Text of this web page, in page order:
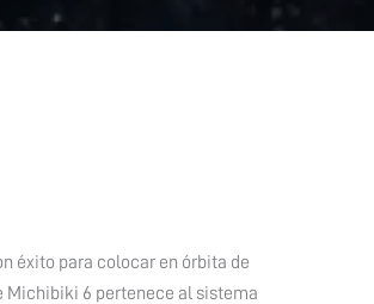
éxito para colocar en órbita de
Michibiki 6 pertenece al sistema